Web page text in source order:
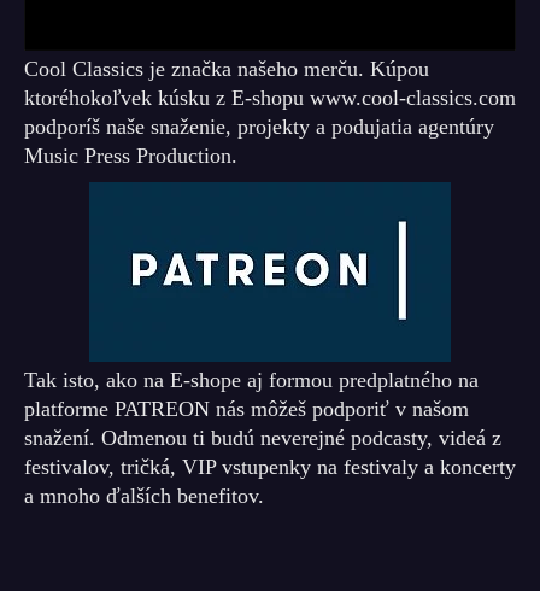
Cool Classics je značka našeho merču. Kúpou
ktoréhokoľvek kúsku z E-shopu www.cool-classics.com
podporíš naše snaženie, projekty a podujatia agentúry
Music Press Production.
Tak isto, ako na E-shope aj formou predplatného na
platforme PATREON nás môžeš podporiť v našom
snažení. Odmenou ti budú neverejné podcasty, videá z
festivalov, tričká, VIP vstupenky na festivaly a koncerty
a mnoho ďalších benefitov.